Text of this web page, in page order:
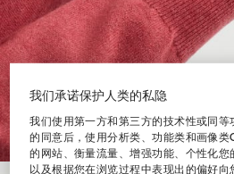
我们承诺保护人类的私隐
我们使用第一方和第三方的技术性或同
的同意后，使用分析类、功能类和画像
的网站、衡量流量、增强功能、个性化
以及根据您在浏览过程中表现出的偏好